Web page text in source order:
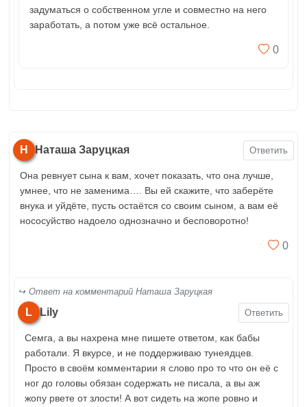
задуматься о собственном угле и совместно на него
заработать, а потом уже всё остальное.
0
Н Наташа Заруцкая Ответить
Она ревнует сына к вам, хочет показать, что она лучше,
умнее, что не заменима…. Вы ей скажите, что заберёте
внука и уйдёте, пусть остаётся со своим сыном, а вам её
нососуйство надоело однозначно и бесповоротно!
0
Ответ на комментарий Наташа Заруцкая
L Lily Ответить
Семга, а вы нахрена мне пишете ответом, как бабы
работали. Я вкурсе, и не поддерживаю тунеядцев.
Просто в своём комментарии я слово про то что он её с
ног до головы обязан содержать не писала, а вы аж
жопу рвете от злости! А вот сидеть на жопе ровно и